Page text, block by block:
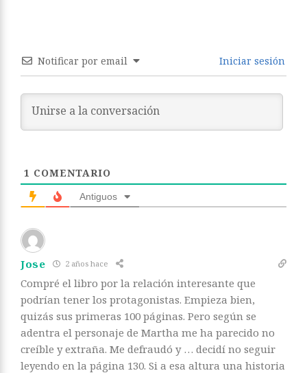
Notificar por email Iniciar sesión
1 COMENTARIO
Antiguos
Jose 2 años hace
Compré el libro por la relación interesante que
podrían tener los protagonistas. Empieza bien,
quizás sus primeras 100 páginas. Pero según se
adentra el personaje de Martha me ha parecido no
creíble y extraña. Me defraudó y … decidí no seguir
leyendo en la página 130. Si a esa altura una historia